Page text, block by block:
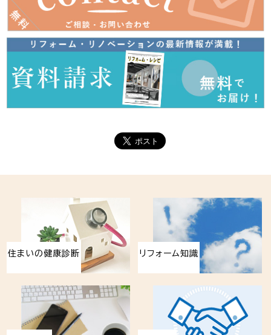
住まいの健康診断 リフォーム知識